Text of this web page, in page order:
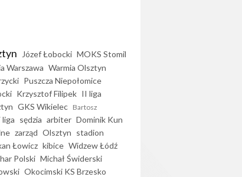
Józef Łobocki MOKS Stomil
Warszawa Warmia Olsztyn
Puszcza Niepołomice
Krzysztof Filipek II liga
GKS Wikielec Bartosz
liga sędzia arbiter Dominik Kun
zarząd Olsztyn stadion
Łowicz kibice Widzew Łódź
Polski Michał Świderski
Okocimski KS Brzesko